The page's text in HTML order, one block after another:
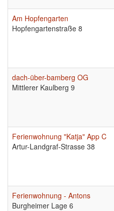
Am Hopfengarten
Hopfengartenstraße 8
dach-über-bamberg OG
Mittlerer Kaulberg 9
Ferienwohnung "Katja" App C
Artur-Landgraf-Strasse 38
Ferienwohnung - Antons
Burgheimer Lage 6